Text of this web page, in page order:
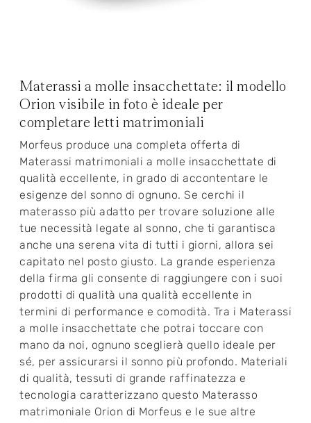
Materassi a molle insacchettate: il modello
Orion visibile in foto è ideale per
completare letti matrimoniali
Morfeus produce una completa offerta di
Materassi matrimoniali a molle insacchettate di
qualità eccellente, in grado di accontentare le
esigenze del sonno di ognuno. Se cerchi il
materasso più adatto per trovare soluzione alle
tue necessità legate al sonno, che ti garantisca
anche una serena vita di tutti i giorni, allora sei
capitato nel posto giusto. La grande esperienza
della firma gli consente di raggiungere con i suoi
prodotti di qualità una qualità eccellente in
termini di performance e comodità. Tra i Materassi
a molle insacchettate che potrai toccare con
mano da noi, ognuno sceglierà quello ideale per
sé, per assicurarsi il sonno più profondo. Materiali
di qualità, tessuti di grande raffinatezza e
tecnologia caratterizzano questo Materasso
matrimoniale Orion di Morfeus e le sue altre